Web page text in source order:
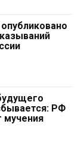
РФ
мучения